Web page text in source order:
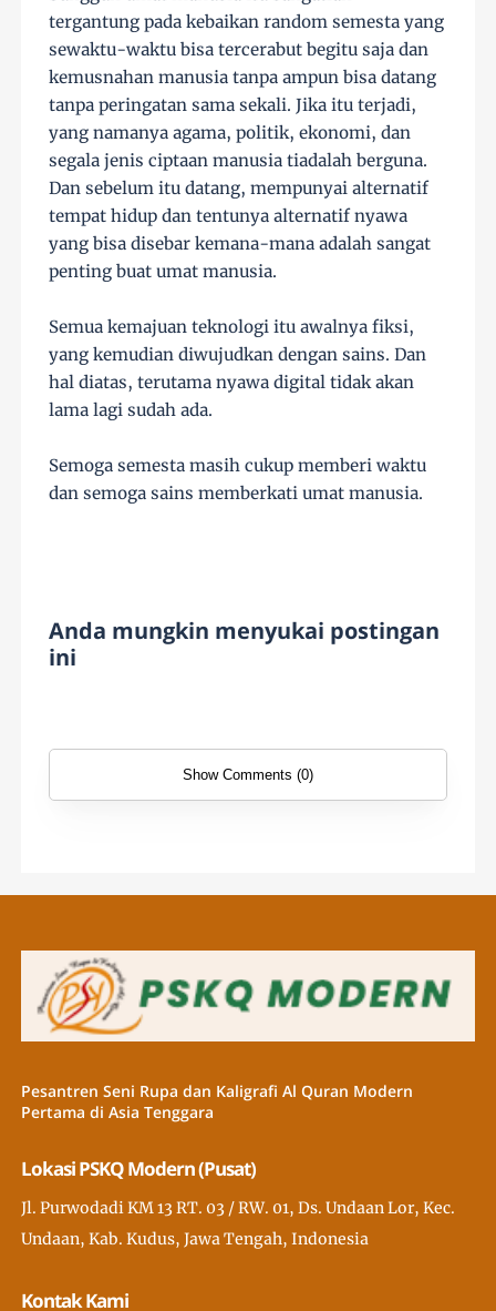
tergantung pada kebaikan random semesta yang
sewaktu-waktu bisa tercerabut begitu saja dan
kemusnahan manusia tanpa ampun bisa datang
tanpa peringatan sama sekali. Jika itu terjadi,
yang namanya agama, politik, ekonomi, dan
segala jenis ciptaan manusia tiadalah berguna.
Dan sebelum itu datang, mempunyai alternatif
tempat hidup dan tentunya alternatif nyawa
yang bisa disebar kemana-mana adalah sangat
penting buat umat manusia.
Semua kemajuan teknologi itu awalnya fiksi,
yang kemudian diwujudkan dengan sains. Dan
hal diatas, terutama nyawa digital tidak akan
lama lagi sudah ada.
Semoga semesta masih cukup memberi waktu
dan semoga sains memberkati umat manusia.
Anda mungkin menyukai postingan
ini
Show Comments (0)
Pesantren Seni Rupa dan Kaligrafi Al Quran Modern
Pertama di Asia Tenggara
Lokasi PSKQ Modern (Pusat)
Jl. Purwodadi KM 13 RT. 03 / RW. 01, Ds. Undaan Lor, Kec.
Undaan, Kab. Kudus, Jawa Tengah, Indonesia
Kontak Kami